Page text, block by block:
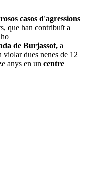
casos d'agressions
que han contribuït a
de Burjassot, a
dues nenes de 12
anys en un centre